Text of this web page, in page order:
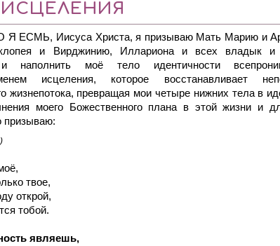
ЕСМЬ, Иисуса Христа, я призываю Мать Марию и
и Вирджинию, Иллариона и всех владык и
наполнить моё тело идентичности
исцеления, которое восстанавливает
жизнепотока, превращая мои четыре нижних тела в
моего Божественного плана в этой жизни и
призываю:
твое,
открой,
тобой.
являешь,